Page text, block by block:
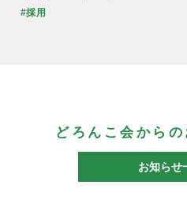
#採用
どろんこ会から
お知らせ